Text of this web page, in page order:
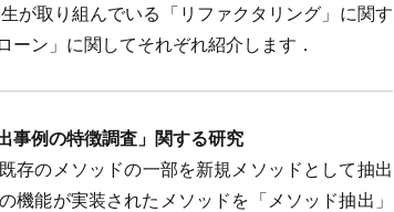
が取り組んでいる「リファクタリング」に関す
ン」に関してそれぞれ紹介します．
事例の特徴調査」関する研究
存のメソッドの一部を新規メソッドとして抽出
機能が実装されたメソッドを「メソッド抽出」